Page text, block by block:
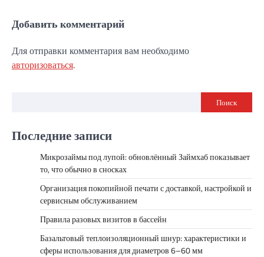
Добавить комментарий
Для отправки комментария вам необходимо
авторизоваться.
Поиск
Последние записи
Микрозаймы под лупой: обновлённый Займхаб показывает
то, что обычно в сносках
Организация покопийной печати с доставкой, настройкой и
сервисным обслуживанием
Правила разовых визитов в бассейн
Базальтовый теплоизоляционный шнур: характеристики и
сферы использования для диаметров 6–60 мм